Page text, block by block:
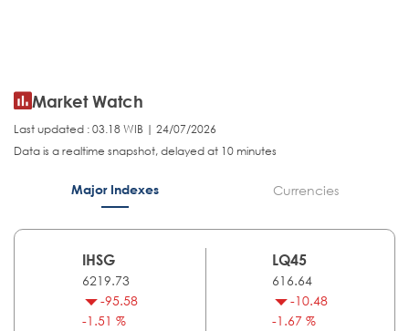
Market Watch
Last updated : 03.18 WIB | 24/07/2026
Data is a realtime snapshot, delayed at 10 minutes
Major Indexes Currencies
IHSG
6219.73
-95.58
-1.51 %
LQ45
616.64
-10.48
-1.67 %